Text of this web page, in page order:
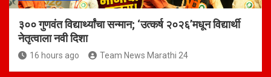
३०० गुणवंत विद्यार्थ्यांचा सन्मान; ‘उत्कर्ष २०२६’मधून विद्यार्थी
नेतृत्वाला नवी दिशा
16 hours ago Team News Marathi 24